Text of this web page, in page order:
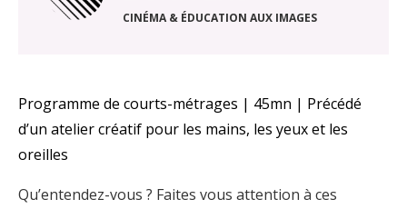
CINÉMA & ÉDUCATION AUX IMAGES
Programme de courts-métrages | 45mn | Précédé
d’un atelier créatif pour les mains, les yeux et les
oreilles
Qu’entendez-vous ? Faites vous attention à ces